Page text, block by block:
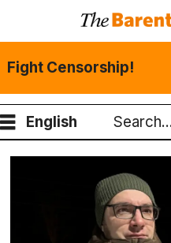
Fight Censorship!
English
Search